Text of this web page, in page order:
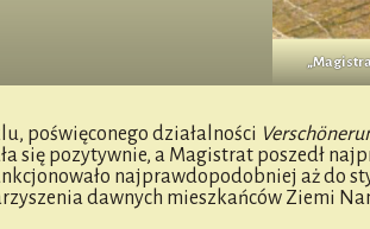
poświęconego działalności
się pozytywnie, a Magistrat poszedł
najprawdopodobniej aż do
dawnych mieszkańców Ziemi